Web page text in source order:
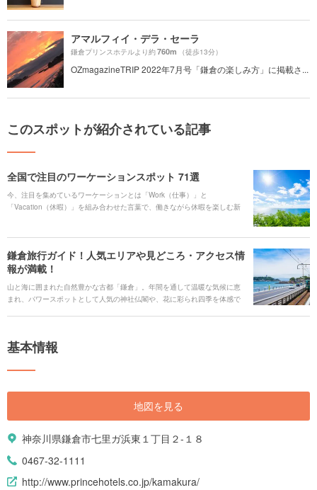
アマルフィイ・デラ・セーラ
鎌倉プリンスホテルより約760m （徒歩13分）
OZmagazineTRIP 2022年7月号「鎌倉の楽しみ方」に掲載さ...
このスポットが紹介されている記事
全国で注目のワーケーションスポット 71選
今、注目を集めているワーケーションとは「Work（仕事）」と
「Vacation（休暇）」を組み合わせた言葉で、働きながら休暇を楽しむ新
ら巣ごもりできるホテルステイ。 ここでは、日本各地でワーケーションが
できる様々な宿泊施設をご紹介します。あなたが望むワーケーションが叶
鎌倉旅行ガイド！人気エリアや見どころ・アクセス情
報が満載！
山と海に囲まれた自然豊かな古都「鎌倉」。年間を通して温暖な気候に恵
まれ、パワースポットとして人気の神社仏閣や、花に彩られ四季を体感で
スポット、抑えておきたいグルメスポットまで、鎌倉の魅力を存分にご紹
基本情報
地図を見る
神奈川県鎌倉市七里ガ浜東１丁目２-１８
0467-32-1111
http://www.princehotels.co.jp/kamakura/